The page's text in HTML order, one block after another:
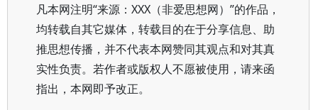
凡本网注明“来源：XXX（非爱思想网）”的作品，
均转载自其它媒体，转载目的在于分享信息、助
推思想传播，并不代表本网赞同其观点和对其真
实性负责。若作者或版权人不愿被使用，请来函
指出，本网即予改正。